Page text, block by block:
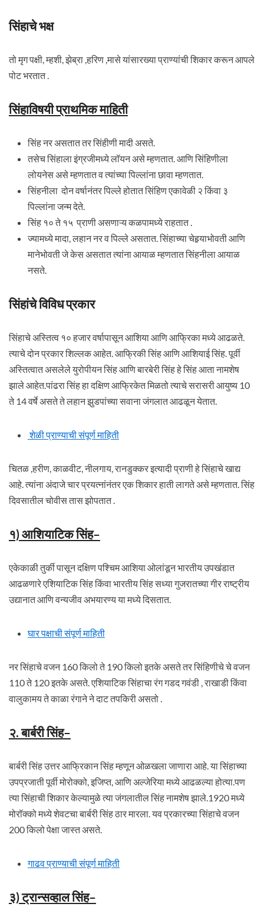
सिंहाचे भक्ष
तो मृग पक्षी, म्हशी, झेब्रा ,हरिण ,मासे यांसारख्या प्राण्यांची शिकार करून आपले
पोट भरतात .
सिंहाविषयी प्राथमिक माहिती
सिंह नर असतात तर सिंहीणी मादी असते.
तसेच सिंहाला इंग्रजीमध्ये लॉयन असे म्हणतात. आणि सिंहिणीला
लोयनेस असे म्हणतात व त्यांच्या पिल्लांना छावा म्हणतात.
सिंहनीला दोन वर्षानंतर पिल्ले होतात सिंहिण एकावेळी २ किंवा ३
पिल्लांना जन्म देते.
सिंह १० ते १५ प्राणी असणाऱ्य कळपामध्ये राहतात .
ज्यामध्ये मादा, लहान नर व पिल्ले असतात. सिंहाच्या चेहर्‍याभोवती आणि
मानेभोवती जे केस असतात त्यांना आयाळ म्हणतात सिंहनीला आयाळ
नसते.
सिंहांचे विविध प्रकार
सिंहाचे अस्तित्व १० हजार वर्षापासून आशिया आणि आफ्रिका मध्ये आढळते.
त्याचे दोन प्रकार शिल्लक आहेत. आफ्रिकी सिंह आणि आशियाई सिंह. पूर्वी
अस्तित्वात असलेले युरोपीयन सिंह आणि बारबेरी सिंह हे सिंह आता नामशेष
झाले आहेत.पांढरा सिंह हा दक्षिण आफ्रिकेत मिळतो त्याचे सरासरी आयुष्य 10
ते 14 वर्षे असते ते लहान झुडपांच्या सवाना जंगलात आढळून येतात.
शेळी प्राण्याची संपूर्ण माहिती
चितळ ,हरीण, काळवीट, नीलगाय, रानडुक्कर इत्यादी प्राणी हे सिंहाचे खाद्य
आहे. त्यांना अंदाजे चार प्रयत्नांनंतर एक शिकार हाती लागते असे म्हणतात. सिंह
दिवसातील चोवीस तास झोपतात .
१) आशियाटिक सिंह–
एकेकाळी तुर्की पासून दक्षिण पश्चिम आशिया ओलांडून भारतीय उपखंडात
आढळणारे एशियाटिक सिंह किंवा भारतीय सिंह सध्या गुजरातच्या गीर राष्ट्रीय
उद्यानात आणि वन्यजीव अभयारण्य या मध्ये दिसतात.
घार पक्षाची संपूर्ण माहिती
नर सिंहाचे वजन 160 किलो ते 190 किलो इतके असते तर सिंहिणीचे चे वजन
110 ते 120 इतके असते. एशियाटिक सिंहाचा रंग गडद गवंडी , राखाडी किंवा
वालुकामय ते काळा रंगाने ने दाट तपकिरी असतो .
२. बार्बरी सिंह–
बार्बरी सिंह उत्तर आफ्रिकान सिंह म्हणून ओळखला जाणारा आहे. या सिंहाच्या
उपप्रजाती पूर्वी मोरोक्को, इजिप्त, आणि अल्जेरिया मध्ये आढळल्या होत्या.पण
त्या सिंहाची शिकार केल्यामुळे त्या जंगलातील सिंह नामशेष झाले.1920 मध्ये
मोरॉक्को मध्ये शेवटचा बार्बरी सिंह ठार मारला. यव प्रकारच्या सिंहाचे वजन
200 किलो पेक्षा जास्त असते.
गाढव प्राण्याची संपूर्ण माहिती
३) ट्रान्सव्हाल सिंह–